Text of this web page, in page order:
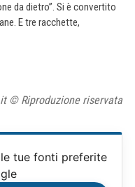
da dietro”. Si è convertito
E tre racchette,
© Riproduzione riservata
tue fonti preferite